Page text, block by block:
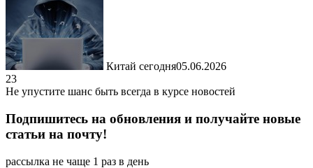
Китай сегодня05.06.2026
23
Не упустите шанс быть всегда в курсе новостей
Подпишитесь на обновления и получайте новые
статьи на почту!
рассылка не чаще 1 раз в день